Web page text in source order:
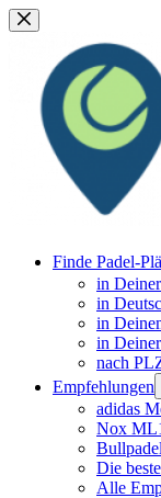
Zum
Inhalt
springen
Finde Padel-
in
in
in
in
nach
Empfehlungen
adidas
Nox
Die
Alle